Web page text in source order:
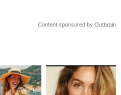
Content sponsored by Outbrain